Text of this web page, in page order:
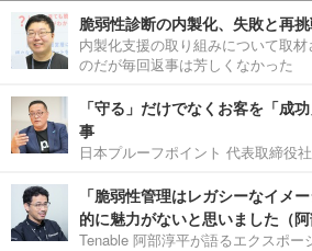
脆弱性診断の内製化、失敗と再
内製化支援の取り組みについて取
のだが毎回返事は芳しくなかった
「守る」だけでなくお客を「成
事
日本プルーフポイント 代表取締役
「脆弱性管理はレガシーなイメ
的に魅力がないと思いました（阿
Tenable 阿部淳平が語るエクスポー